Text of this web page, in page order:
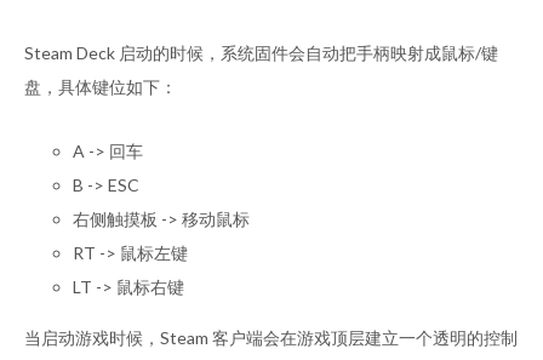
Steam Deck 启动的时候，系统固件会自动把手柄映射成鼠标/键
盘，具体键位如下：
A -> 回车
B -> ESC
右侧触摸板 -> 移动鼠标
RT -> 鼠标左键
LT -> 鼠标右键
当启动游戏时候，Steam 客户端会在游戏顶层建立一个透明的控制